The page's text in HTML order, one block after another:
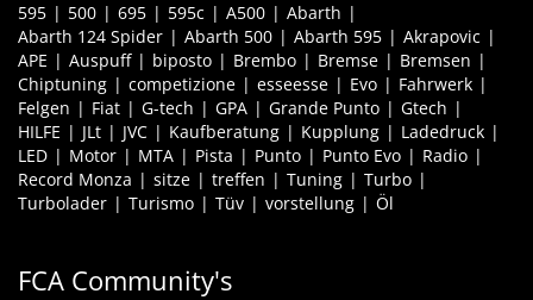
595 500 695 595c A500
Abarth
Abarth 124 Spider
Abarth 500 Abarth 595
Akrapovic
APE
Auspuff biposto Brembo Bremse
Bremsen
Chiptuning
competizione esseesse Evo
Fahrwerk
Felgen
Fiat G-tech GPA Grande Punto
Gtech
HILFE
JLt JVC Kaufberatung Kupplung
Ladedruck
LED
Motor MTA Pista Punto Punto Evo
Radio
Record Monza
sitze treffen Tuning
Turbo
Turbolader
Turismo Tüv vorstellung Öl
FCA Community's